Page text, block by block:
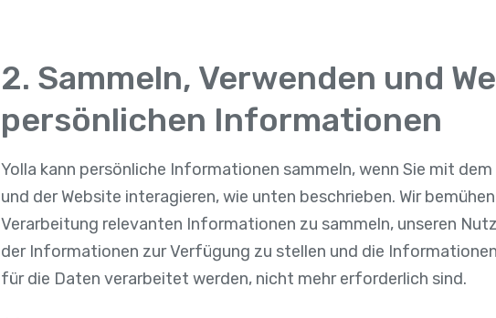
2. Sammeln, Verwenden und
persönlichen Informationen
Yolla kann persönliche Informationen sammeln, wenn Sie mit
und der Website interagieren, wie unten beschrieben. Wir
Verarbeitung relevanten Informationen zu sammeln, unseren
der Informationen zur Verfügung zu stellen und die
für die Daten verarbeitet werden, nicht mehr erforderlich sind.